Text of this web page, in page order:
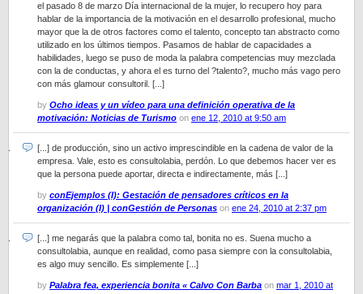
el pasado 8 de marzo Día internacional de la mujer, lo recupero hoy para
hablar de la importancia de la motivación en el desarrollo profesional, mucho
mayor que la de otros factores como el talento, concepto tan abstracto como
utilizado en los últimos tiempos. Pasamos de hablar de capacidades a
habilidades, luego se puso de moda la palabra competencias muy mezclada
con la de conductas, y ahora el es turno del ?talento?, mucho más vago pero
con más glamour consultoril. [...]
by Ocho ideas y un vídeo para una definición operativa de la
motivación: Noticias de Turismo on ene 12, 2010 at 9:50 am
[...] de producción, sino un activo imprescindible en la cadena de valor de la
empresa. Vale, esto es consultolabia, perdón. Lo que debemos hacer ver es
que la persona puede aportar, directa e indirectamente, más [...]
by conEjemplos (I): Gestación de pensadores críticos en la
organización (I) | conGestión de Personas on ene 24, 2010 at 2:37 pm
[...] me negarás que la palabra como tal, bonita no es. Suena mucho a
consultolabia, aunque en realidad, como pasa siempre con la consultolabia,
es algo muy sencillo. Es simplemente [...]
by Palabra fea, experiencia bonita « Calvo Con Barba on mar 1, 2010 at